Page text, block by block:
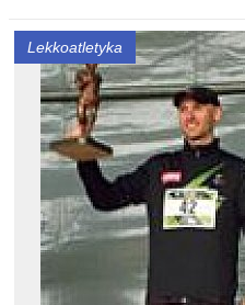
Lekkoatletyka